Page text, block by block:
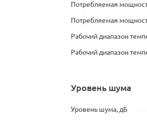
Потребляемая
Потребляемая
Рабочий диапазон
Рабочий диапазон
Уровень шума
Уровень шума, дБ